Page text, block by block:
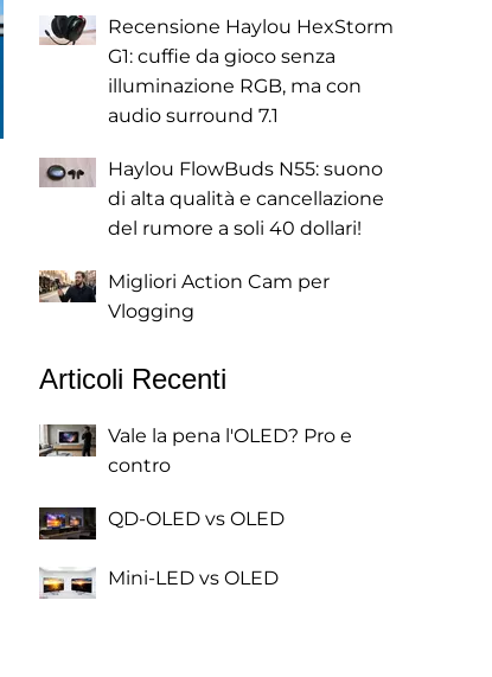
Recensione Haylou HexStorm
G1: cuffie da gioco senza
illuminazione RGB, ma con
audio surround 7.1
Haylou FlowBuds N55: suono
di alta qualità e cancellazione
del rumore a soli 40 dollari!
Migliori Action Cam per
Vlogging
Articoli Recenti
Vale la pena l'OLED? Pro e
contro
QD-OLED vs OLED
Mini-LED vs OLED